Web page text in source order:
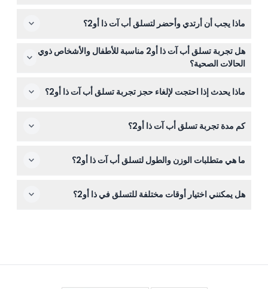
هذا الموقع. فقط اختر التاريخ والوقت وخيار التسلق المفضل
ماذا يجب أن أرتدي وأحضر لتسلق أب آت ذا أو2؟
ارتدِ بنطال جينز مريح أو بنطال أو شورت مع جوارب، وارتدِ
ملابس تناسب الطقس مع قفازات وقبعات في الشتاء. تأكد من
استعدادك لتسلق خارجي يستمر حوالي 90 دقيقة.
هل تجربة تسلق أب آت ذا أو2 مناسبة للأطفال والأشخاص ذوي
الحالات الصحية؟
أكثر، ولكن يجب أن يرافق الأطفال من ٨ إلى ١٧ سنة أحد
الدم، الصرع، أمراض القلب، النساء الحوامل أو الأشخاص ذوي
الإعاقة.
ماذا يحدث إذا احتجت لإلغاء حجز تجربة تسلق أب آت ذا أو2؟
لذا تأكد من ثبات خططك قبل الحجز.
كم مدة تجربة تسلق أب آت ذا أو2؟
البداية حتى النهاية، بما في ذلك التسلق الموجه والمشاهد.
ما هي متطلبات الوزن والطول لتسلق أب آت ذا أو2؟
يزيد عن ١٣٠ كغ (٢٨٦ رطلاً) للمشاركة في التسلق.
هل يمكنني اختيار أوقات مختلفة للتسلق في ذا أو2؟